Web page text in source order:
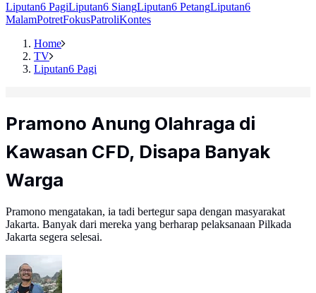
Liputan6 PagiLiputan6 SiangLiputan6 PetangLiputan6
MalamPotretFokusPatroliKontes
Home
TV
Liputan6 Pagi
Pramono Anung Olahraga di
Kawasan CFD, Disapa Banyak
Warga
Pramono mengatakan, ia tadi bertegur sapa dengan masyarakat
Jakarta. Banyak dari mereka yang berharap pelaksanaan Pilkada
Jakarta segera selesai.